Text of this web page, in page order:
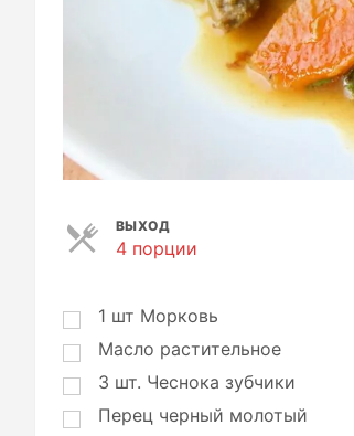
ВЫХОД
4 порции
ц
и
1 шт Морковь
Масло растительное
3 шт. Чеснока зубчики
Перец черный молотый